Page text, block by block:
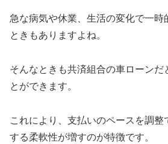
急な病気や休業、生活の変化で一時
ときもありますよね。
そんなときも共済組合の車ローンだ
とができます。
これにより、支払いのペースを調
する柔軟性が増すのが特徴です。